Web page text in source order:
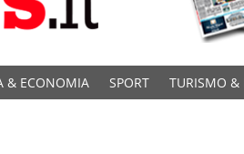
& ECONOMIA SPORT TURISMO &